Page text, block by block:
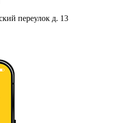
переулок д. 13